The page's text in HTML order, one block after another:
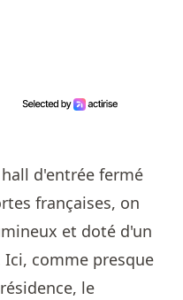
d'entrée fermé
françaises, on
et doté d'un
comme presque
le